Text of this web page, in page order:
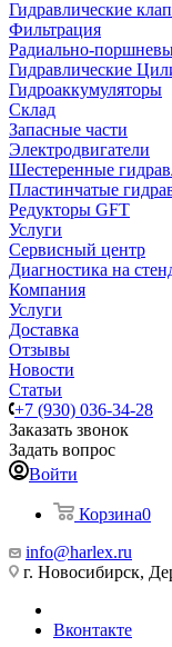
Гидравлические
Фильтрация
Радиально-
Гидравлические
Гидроаккумуляторы
Склад
Запасные части
Электродвигатели
Шестеренные
Пластинчатые
Редукторы GFT
Услуги
Сервисный центр
Диагностика на
Компания
Услуги
Доставка
Отзывы
Новости
Статьи
+7 (930) 036-34-28
Заказать звонок
Задать вопрос
Войти
Корзина0
info@harlex.ru
г. Новосибирск,
Вконтакте